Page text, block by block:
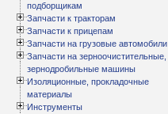
подборщикам
Запчасти к тракторам
Запчасти к прицепам
Запчасти на грузовые автомобили
Запчасти на зерноочистительные,
зернодробильные машины
Изоляционные, прокладочные
материалы
Инструменты